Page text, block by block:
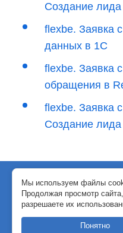
Создание лида
flexbe. Заявка
данных в 1С
flexbe. Заявка
обращения в
flexbe. Заявка
Создание лида
© 2018-2024 WebJack
Политика
Договор-оферта
Мы используем файлы
Продолжая просмотр
разрешаете их
Понятно